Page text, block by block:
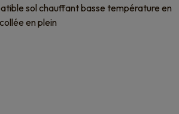
sol chauffant basse température en
en plein